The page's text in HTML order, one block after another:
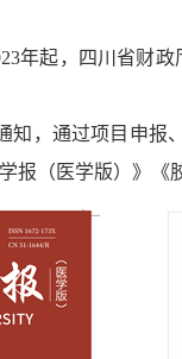
年起，四川省财政
知，通过项目申报
报（医学版）》《